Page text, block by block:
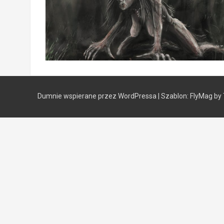
Dumnie wspierane przez WordPressa Szablon: FlyMag by